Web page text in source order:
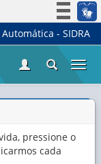
à informação
- SIDRA
Domicílios
pressione o
cada